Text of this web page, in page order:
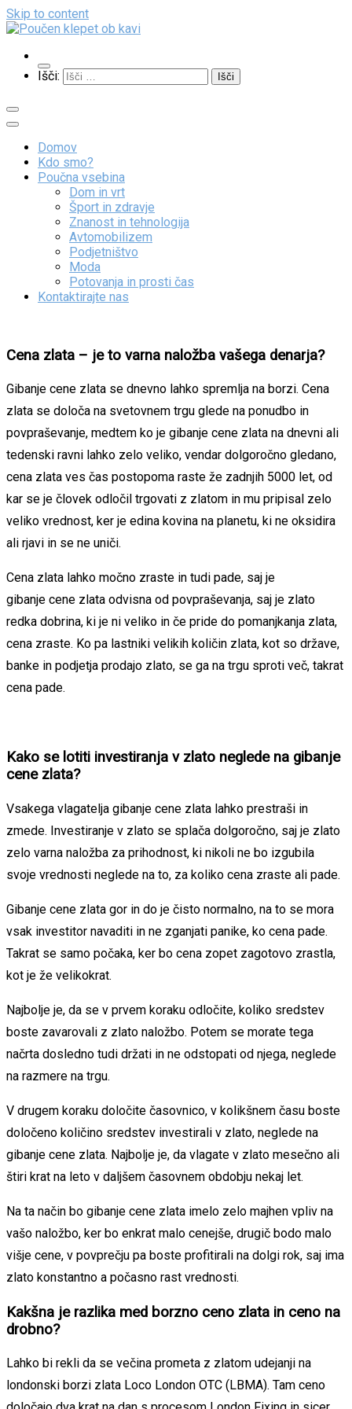
Skip to content
Poučen klepet ob kavi
Veliko zanimivih vsebin
Išči:
Domov
Kdo smo?
Poučna vsebina
Dom in vrt
Šport in zdravje
Znanost in tehnologija
Avtomobilizem
Podjetništvo
Moda
Potovanja in prosti čas
Kontaktirajte nas
Cena zlata – je to varna naložba vašega denarja?
Gibanje cene zlata se dnevno lahko spremlja na borzi. Cena
zlata se določa na svetovnem trgu glede na ponudbo in
povpraševanje, medtem ko je gibanje cene zlata na dnevni ali
tedenski ravni lahko zelo veliko, vendar dolgoročno gledano,
cena zlata ves čas postopoma raste že zadnjih 5000 let, od
kar se je človek odločil trgovati z zlatom in mu pripisal zelo
veliko vrednost, ker je edina kovina na planetu, ki ne oksidira
ali rjavi in se ne uniči.
Cena zlata lahko močno zraste in tudi pade, saj je
gibanje cene zlata odvisna od povpraševanja, saj je zlato
redka dobrina, ki je ni veliko in če pride do pomanjkanja zlata,
cena zraste. Ko pa lastniki velikih količin zlata, kot so države,
banke in podjetja prodajo zlato, se ga na trgu sproti več, takrat
cena pade.
Kako se lotiti investiranja v zlato neglede na gibanje
cene zlata?
Vsakega vlagatelja gibanje cene zlata lahko prestraši in
zmede. Investiranje v zlato se splača dolgoročno, saj je zlato
zelo varna naložba za prihodnost, ki nikoli ne bo izgubila
svoje vrednosti neglede na to, za koliko cena zraste ali pade.
Gibanje cene zlata gor in do je čisto normalno, na to se mora
vsak investitor navaditi in ne zganjati panike, ko cena pade.
Takrat se samo počaka, ker bo cena zopet zagotovo zrastla,
kot je že velikokrat.
Najbolje je, da se v prvem koraku odločite, koliko sredstev
boste zavarovali z zlato naložbo. Potem se morate tega
načrta dosledno tudi držati in ne odstopati od njega, neglede
na razmere na trgu.
V drugem koraku določite časovnico, v kolikšnem času boste
določeno količino sredstev investirali v zlato, neglede na
gibanje cene zlata. Najbolje je, da vlagate v zlato mesečno ali
štiri krat na leto v daljšem časovnem obdobju nekaj let.
Na ta način bo gibanje cene zlata imelo zelo majhen vpliv na
vašo naložbo, ker bo enkrat malo cenejše, drugič bodo malo
višje cene, v povprečju pa boste profitirali na dolgi rok, saj ima
zlato konstantno a počasno rast vrednosti.
Kakšna je razlika med borzno ceno zlata in ceno na
drobno?
Lahko bi rekli da se večina prometa z zlatom udejanji na
londonski borzi zlata Loco London OTC (LBMA). Tam ceno